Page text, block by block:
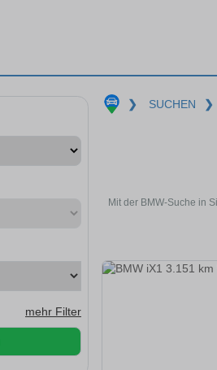
mehr Filter
❯ SUCHEN ❯
Mit der BMW-Suche in